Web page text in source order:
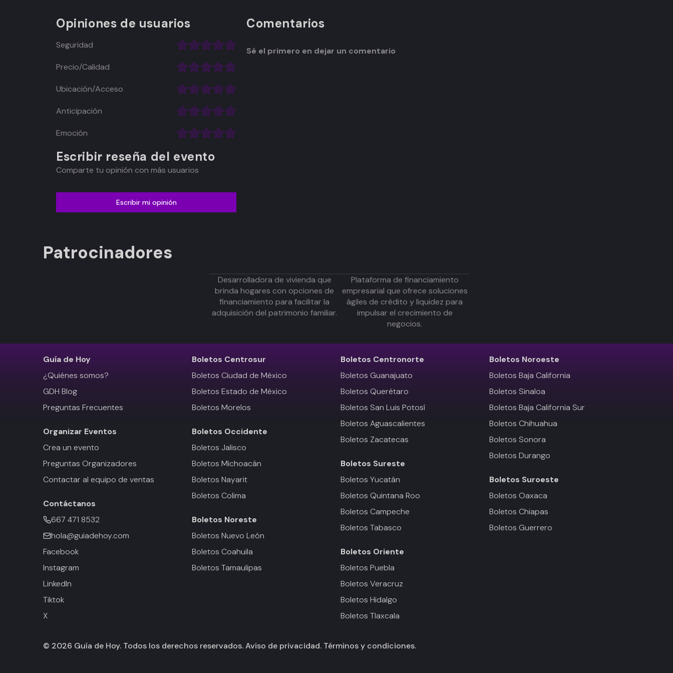
Opiniones de usuarios
Seguridad
Precio/Calidad
Ubicación/Acceso
Anticipación
Emoción
Escribir reseña del evento
Comparte tu opinión con más usuarios
Escribir mi opinión
Comentarios
Sé el primero en dejar un comentario
Patrocinadores
Desarrolladora de vivienda que
brinda hogares con opciones de
financiamiento para facilitar la
adquisición del patrimonio familiar.
Plataforma de financiamiento
empresarial que ofrece soluciones
ágiles de crédito y liquidez para
impulsar el crecimiento de
negocios.
Guía de Hoy
¿Quiénes somos?
GDH Blog
Preguntas Frecuentes
Organizar Eventos
Crea un evento
Preguntas Organizadores
Contactar al equipo de ventas
Contáctanos
667 471 8532
hola@guiadehoy.com
Facebook
Instagram
LinkedIn
Tiktok
X
Boletos Centrosur
Boletos Ciudad de México
Boletos Estado de México
Boletos Morelos
Boletos Occidente
Boletos Jalisco
Boletos Michoacán
Boletos Nayarit
Boletos Colima
Boletos Noreste
Boletos Nuevo León
Boletos Coahuila
Boletos Tamaulipas
Boletos Centronorte
Boletos Guanajuato
Boletos Querétaro
Boletos San Luis Potosí
Boletos Aguascalientes
Boletos Zacatecas
Boletos Sureste
Boletos Yucatán
Boletos Quintana Roo
Boletos Campeche
Boletos Tabasco
Boletos Oriente
Boletos Puebla
Boletos Veracruz
Boletos Hidalgo
Boletos Tlaxcala
Boletos Noroeste
Boletos Baja California
Boletos Sinaloa
Boletos Baja California Sur
Boletos Chihuahua
Boletos Sonora
Boletos Durango
Boletos Suroeste
Boletos Oaxaca
Boletos Chiapas
Boletos Guerrero
© 2026 Guía de Hoy. Todos los derechos reservados.Aviso de privacidad. Términos y condiciones.